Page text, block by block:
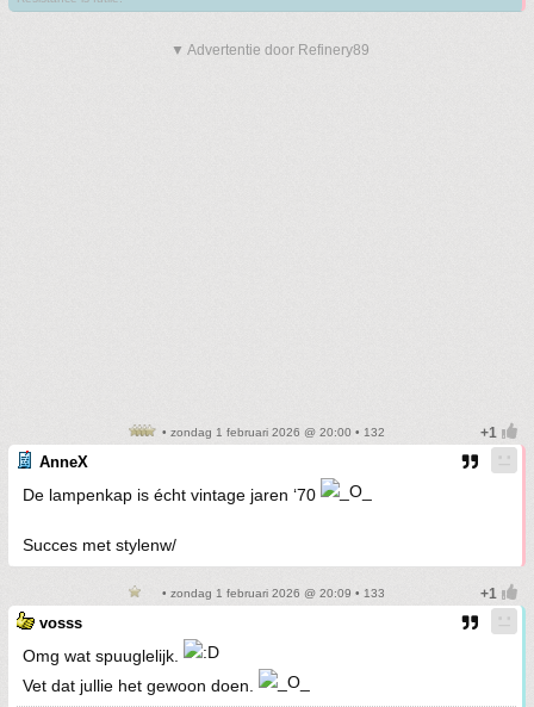
▼ Advertentie door Refinery89
• zondag 1 februari 2026 @ 20:00 • 132
AnneX
De lampenkap is écht vintage jaren ‘70
Succes met stylenw/
• zondag 1 februari 2026 @ 20:09 • 133
vosss
Omg wat spuuglelijk.
Vet dat jullie het gewoon doen.